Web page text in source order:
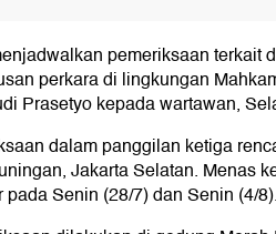
pemeriksaan terkait
perkara di lingkungan
Prasetyo kepada wartawan,
dalam panggilan ketiga
Jakarta Selatan. Menas
pada Senin (28/7) dan Senin (4/8).